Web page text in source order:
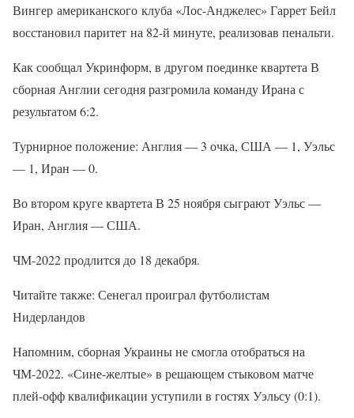
Вингер американского клуба «Лос-Анджелес» Гаррет Бейл
восстановил паритет на 82-й минуте, реализовав пенальти.
Как сообщал Укринформ, в другом поединке квартета В
сборная Англии сегодня разгромила команду Ирана с
результатом 6:2.
Турнирное положение: Англия — 3 очка, США — 1, Уэльс
— 1, Иран — 0.
Во втором круге квартета В 25 ноября сыграют Уэльс —
Иран, Англия — США.
ЧМ-2022 продлится до 18 декабря.
Читайте также: Сенегал проиграл футболистам
Нидерландов
Напомним, сборная Украины не смогла отобраться на
ЧМ-2022. «Сине-желтые» в решающем стыковом матче
плей-офф квалификации уступили в гостях Уэльсу (0:1).